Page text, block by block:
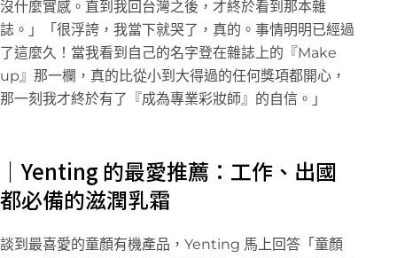
沒什麼實感。直到我回台灣之後，才終於看到那本雜
誌。」「很浮誇，我當下就哭了，真的。事情明明已經過
了這麼久！當我看到自己的名字登在雜誌上的『Make
up』那一欄，真的比從小到大得過的任何獎項都開心，
那一刻我才終於有了『成為專業彩妝師』的自信。」
｜Yenting 的最愛推薦：工作、出國
都必備的滋潤乳霜
談到最喜愛的童顏有機產品，Yenting 馬上回答「童顏